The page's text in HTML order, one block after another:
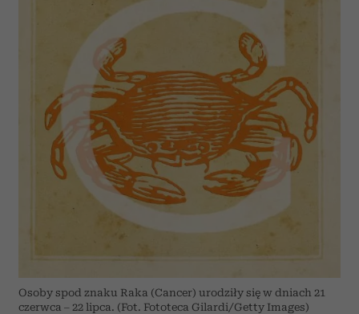
Osoby spod znaku Raka (Cancer) urodziły się w dniach 21
czerwca – 22 lipca. (Fot. Fototeca Gilardi/Getty Images)